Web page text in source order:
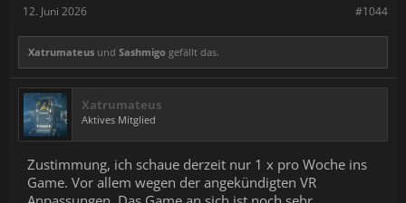
#1044
12. Juni 2026
Xatrumateus und Sashmigo gefällt das.
Xatrumateus
Aktives Mitglied
Zustimmung, ich schaue derzeit nur 1 x pro Woche ins
Game. Vor allem wegen der angekündigten VR